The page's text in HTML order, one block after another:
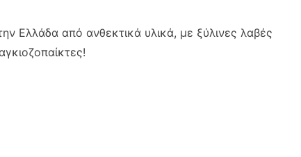
Ελλάδα από ανθεκτικά υλικά, με ξύλινες λαβές